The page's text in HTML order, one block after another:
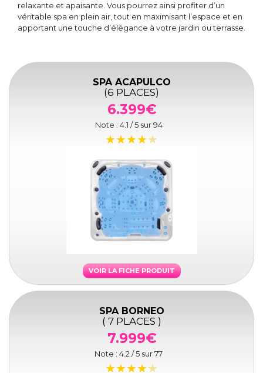
relaxante et apaisante. Vous pourrez ainsi profiter d’un
véritable spa en plein air, tout en maximisant l’espace et en
apportant une touche d’élégance à votre jardin ou terrasse.
SPA ACAPULCO
(6 PLACES)
6.399€
Note : 4.1 / 5 sur94
VOIR LA FICHE PRODUIT
SPA BORNEO
( 7 PLACES )
7.999€
Note : 4.2 / 5 sur77